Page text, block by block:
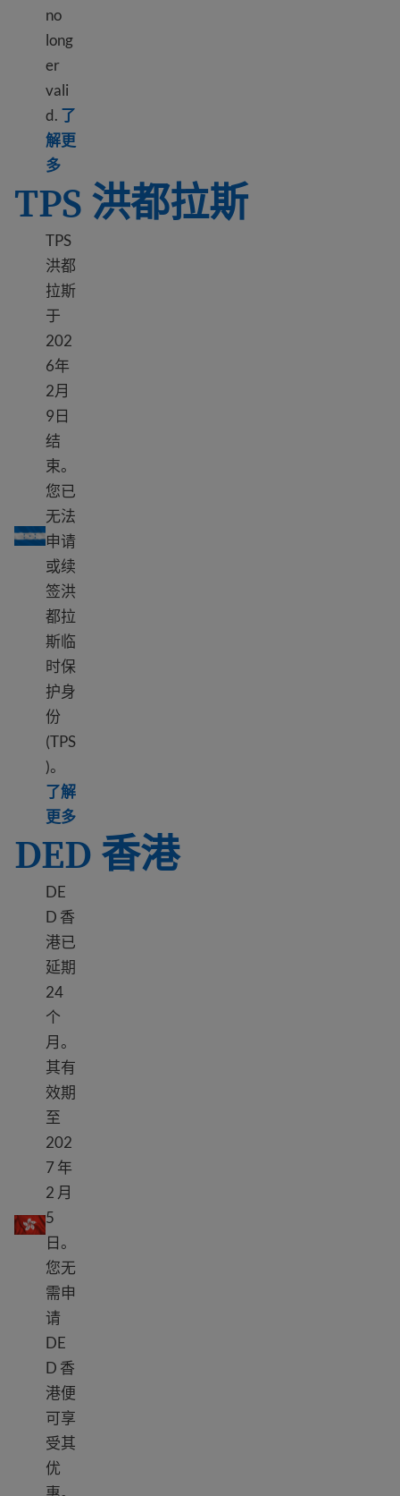
no
long
er
vali
d. 了
解更
多Learn more about TPS Haiti
TPS 洪都拉斯
TPS 洪都拉斯
TPS
洪都
拉斯
于
202
6年
2月
9日
结
束。
您已
无法
申请
或续
签洪
都拉
斯临
时保
护身
份
(TPS
)。
了解
更多Learn more about TPS Honduras
DED 香港
DED 香港
DE
D 香
港已
延期
24
个
月。
其有
效期
至
202
7 年
2 月
5
日。
您无
需申
请
DE
D 香
港便
可享
受其
优